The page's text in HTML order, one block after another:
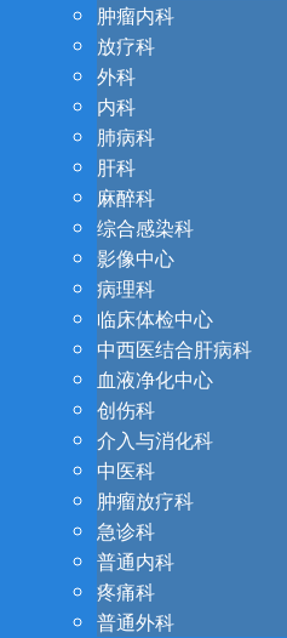
肿瘤内科
放疗科
外科
内科
肺病科
肝科
麻醉科
综合感染科
影像中心
病理科
临床体检中心
中西医结合肝病科
血液净化中心
创伤科
介入与消化科
中医科
肿瘤放疗科
急诊科
普通内科
疼痛科
普通外科